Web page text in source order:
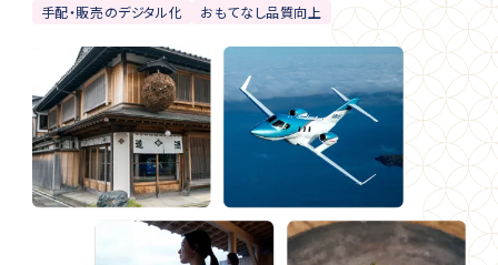
手配・販売のデジタル化
おもてなし品質向上